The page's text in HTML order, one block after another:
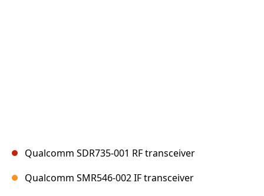
Qualcomm SDR735-001 RF transceiver
Qualcomm SMR546-002 IF transceiver